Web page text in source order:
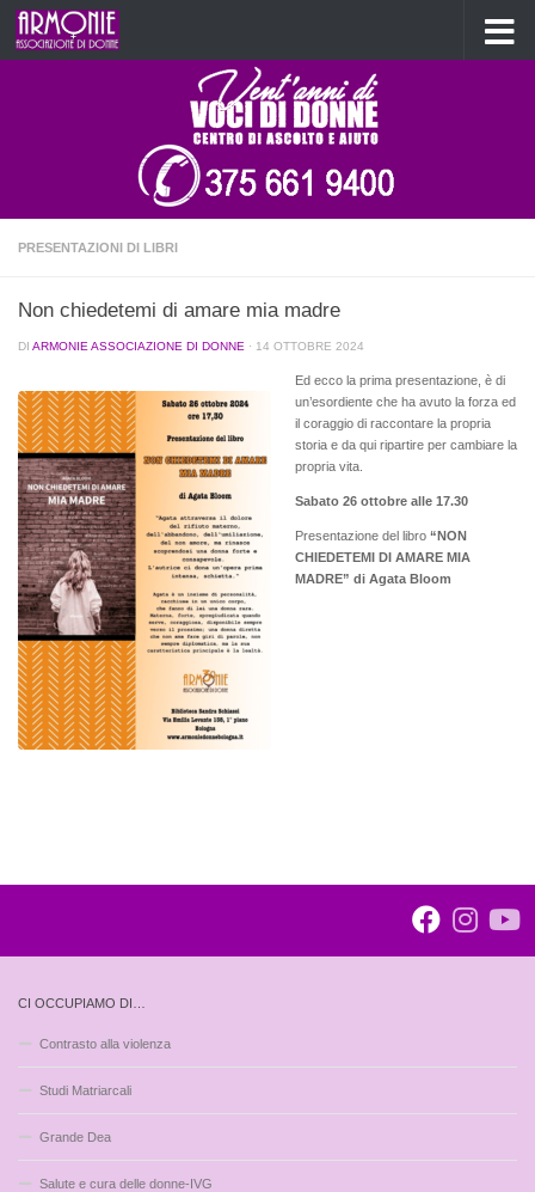
Salta al contenuto
PRESENTAZIONI DI LIBRI
Non chiedetemi di amare mia madre
DI ARMONIE ASSOCIAZIONE DI DONNE · 14 OTTOBRE 2024
Ed ecco la prima presentazione, è di
un’esordiente che ha avuto la forza ed
il coraggio di raccontare la propria
storia e da qui ripartire per cambiare la
propria vita.
Sabato 26 ottobre alle 17.30
Presentazione del libro “NON
CHIEDETEMI DI AMARE MIA
MADRE” di Agata Bloom
CI OCCUPIAMO DI…
Contrasto alla violenza
Studi Matriarcali
Grande Dea
Salute e cura delle donne-IVG